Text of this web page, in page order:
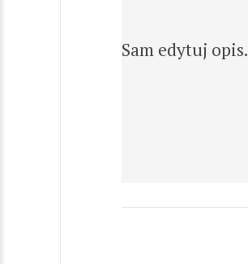
Sam edytuj opis.